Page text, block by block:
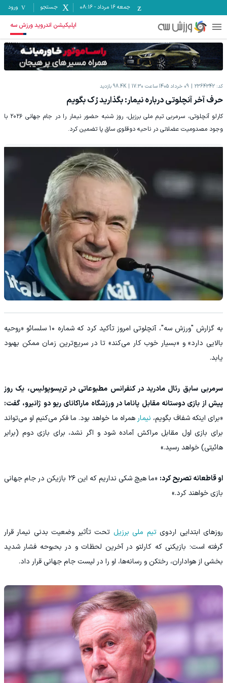
جمعه ۱۶ مرداد -
08:16 جستجو ورود
اپلیکیشن اندروید ورزش سه
کد: 2364342 09 خرداد 1405 ساعت 17:30 98.4K بازدید
حرف آخر آنچلوتی درباره نیمار: بگذارید رُک بگویم
کارلو آنچلوتی، سرمربی تیم ملی برزیل، روز شنبه حضور نیمار را در جام جهانی ۲۰۲۶ با
وجود مصدومیت عضلانی در ناحیه دوقلوی ساق پا تضمین کرد.
به گزارش "ورزش سه"، آنچلوتی امروز تأکید کرد که شماره ۱۰ سلسائو «روحیه
بالایی دارد» و «بسیار خوب کار می‌کند» تا در سریع‌ترین زمان ممکن بهبود
یابد.
سرمربی سابق رئال مادرید در کنفرانس مطبوعاتی در تریسوپولیس، یک روز
پیش از بازی دوستانه مقابل پاناما در ورزشگاه ماراکانای ریو دو ژانیرو، گفت:
«برای اینکه شفاف بگویم، نیمار همراه ما خواهد بود. ما فکر می‌کنیم او می‌تواند
برای بازی اول مقابل مراکش آماده شود و اگر نشد، برای بازی دوم (برابر
هائیتی) خواهد رسید.»
او قاطعانه تصریح کرد:
«ما هیچ شکی نداریم که این ۲۶ بازیکن در جام جهانی
بازی خواهند کرد.»
روزهای ابتدایی اردویتیم ملی برزیل تحت تأثیر وضعیت بدنی نیمار قرار
گرفته است؛ بازیکنی که کارلتو در آخرین لحظات و در بحبوحه فشار شدید
بخشی از هواداران، رختکن و رسانه‌ها، او را در لیست جام جهانی قرار داد.